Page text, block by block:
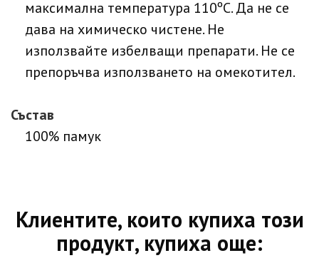
максимална температура 110ºC. Да не се
дава на химическо чистене. Не
използвайте избелващи препарати. Не се
препоръчва използването на омекотител.
Състав
100% памук
Клиентите, които купиха този
продукт, купиха още: